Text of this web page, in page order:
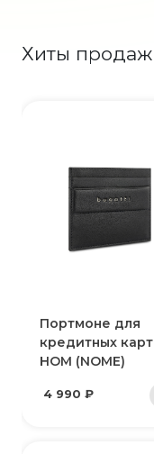
Хиты продаж
Портмоне для
кредитных карт
НОМ (NOME)
4 990 ₽